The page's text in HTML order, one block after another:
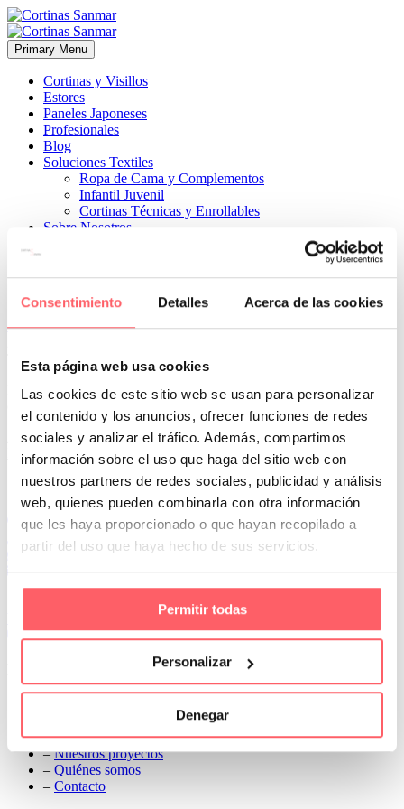
Consentimiento Detalles Acerca de las cookies
Esta página web usa cookies
Las cookies de este sitio web se usan para personalizar
el contenido y los anuncios, ofrecer funciones de redes
sociales y analizar el tráfico. Además, compartimos
información sobre el uso que haga del sitio web con
nuestros partners de redes sociales, publicidad y análisis
web, quienes pueden combinarla con otra información
que les haya proporcionado o que hayan recopilado a
partir del uso que haya hecho de sus servicios.
Permitir todas
Personalizar
Denegar
Primary Menu
Cortinas y Visillos
Estores
Paneles Japoneses
Profesionales
Blog
Soluciones Textiles
Ropa de Cama y Complementos
Infantil Juvenil
Cortinas Técnicas y Enrollables
Sobre Nosotros
¿Cómo Trabajamos?
 
TÉCNICO
0
El screen además de dejarte pasar muy bien la luz, podrás limpiarlo
Prev
Next
Conoce Cortinas Sanmar
c/ Madrid nº 87 Local 1 y 5 28970 Madrid
91 498 08 97
699 241 888
info@cortinassanmar.es
Qué y cómo lo hacemos
–Preguntas frecuentes
–Nuestros proyectos
– Quiénes somos
– Contacto